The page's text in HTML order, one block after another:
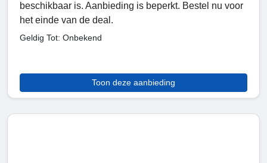
beschikbaar is. Aanbieding is beperkt. Bestel nu voor
het einde van de deal.
Geldig Tot: Onbekend
Toon deze aanbieding